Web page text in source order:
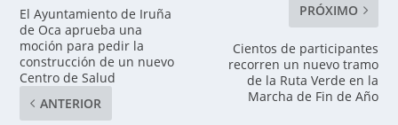
El Ayuntamiento de Iruña
de Oca aprueba una
moción para pedir la
construcción de un nuevo
Centro de Salud
ANTERIOR
PRÓXIMO
Cientos de participantes
recorren un nuevo tramo
de la Ruta Verde en la
Marcha de Fin de Año